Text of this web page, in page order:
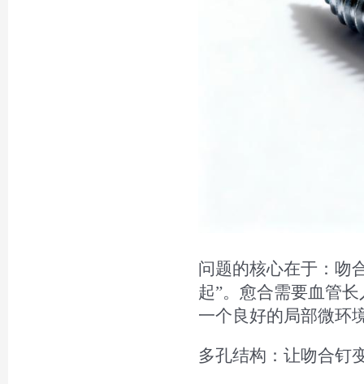
问题的核心在于：吻
起”。愈合需要血管
一个良好的局部微环
多孔结构：让吻合钉